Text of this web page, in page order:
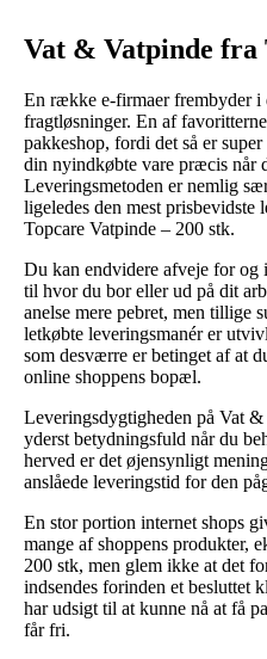
Vat & Vatpinde fra
En række e-firmaer frembyder i
fragtløsninger. En af
pakkeshop, fordi det så er
din nyindkøbte vare præcis når
Leveringsmetoden er nemlig
ligeledes den mest prisbevidste
Topcare Vatpinde – 200 stk.
Du kan endvidere afveje for og
til hvor du bor eller ud på dit
anelse mere pebret, men tillige
letkøbte leveringsmanér er
som desværre er betinget af at
online shoppens bopæl.
Leveringsdygtigheden på Vat
yderst betydningsfuld når du
herved er det øjensynligt
anslåede leveringstid for den
En stor portion internet shops
mange af shoppens produkter,
200 stk, men glem ikke at det
indsendes forinden et besluttet
har udsigt til at kunne nå at få
får fri.